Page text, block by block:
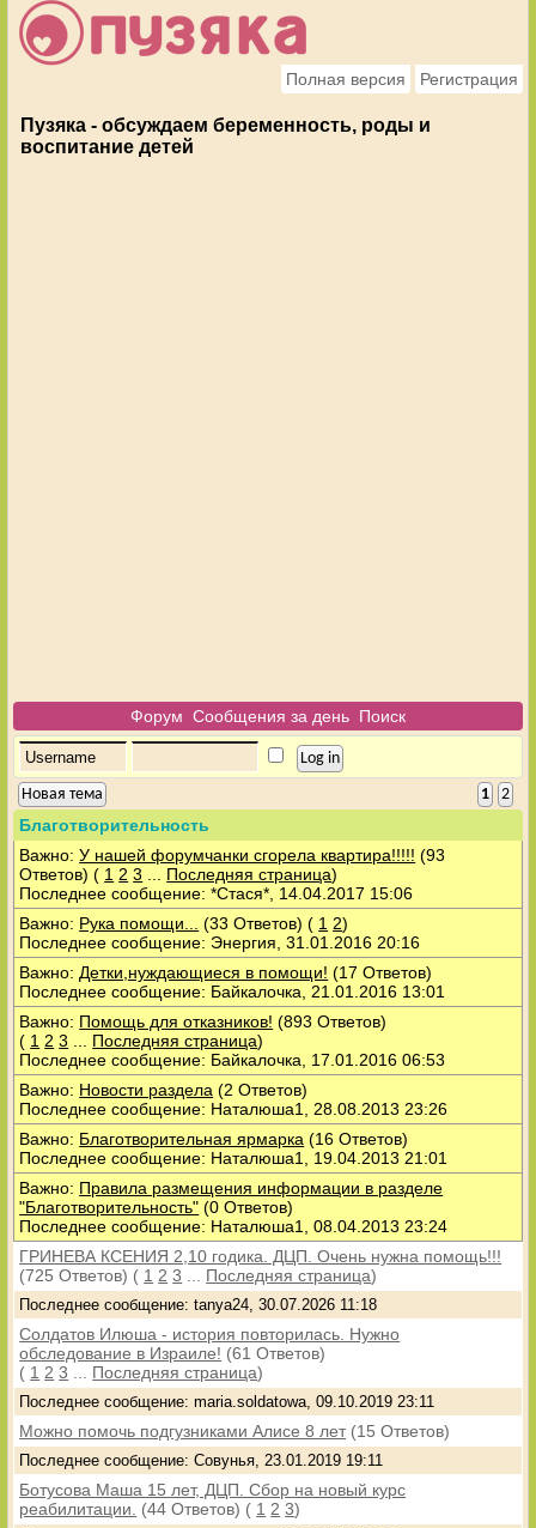
Полная версия Регистрация
Пузяка - обсуждаем беременность, роды и
воспитание детей
Форум Сообщения за день Поиск
1 2
Новая тема
Благотворительность
Важно:У нашей форумчанки сгорела квартира!!!!! (93
Ответов) ( 1 2 3 Последняя страница)
Последнее сообщение: *Стася*, 14.04.2017 15:06
Важно: Рука помощи... (33 Ответов) ( 1 2)
Последнее сообщение: Энергия, 31.01.2016 20:16
Важно: Детки,нуждающиеся в помощи! (17 Ответов)
Последнее сообщение: Байкалочка, 21.01.2016 13:01
Важно: Помощь для отказников! (893 Ответов)
( 1 2 3 Последняя страница)
Последнее сообщение: Байкалочка, 17.01.2016 06:53
Важно: Новости раздела (2 Ответов)
Последнее сообщение: Наталюша1, 28.08.2013 23:26
Важно: Благотворительная ярмарка (16 Ответов)
Последнее сообщение: Наталюша1, 19.04.2013 21:01
Важно: Правила размещения информации в разделе
"Благотворительность" (0 Ответов)
Последнее сообщение: Наталюша1, 08.04.2013 23:24
ГРИНЕВА КСЕНИЯ 2,10 годика. ДЦП. Очень нужна помощь!!!
(725 Ответов) ( 1 2 3 Последняя страница)
Последнее сообщение: tanya24, 30.07.2026 11:18
Солдатов Илюша - история повторилась. Нужно
обследование в Израиле! (61 Ответов)
( 1 2 3 Последняя страница)
Последнее сообщение: maria.soldatowa, 09.10.2019 23:11
Можно помочь подгузниками Алисе 8 лет (15 Ответов)
Последнее сообщение: Совунья, 23.01.2019 19:11
Ботусова Маша 15 лет, ДЦП. Сбор на новый курс
реабилитации.
(44 Ответов) ( 1 2 3)